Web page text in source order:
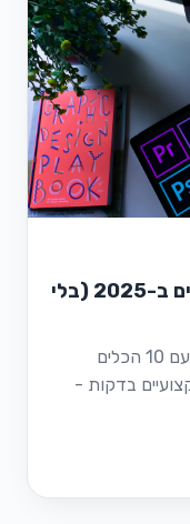
10 כלי AI בחינם ליצירת סרטונים ב-2025 (בלי
עידן עריכת הווידאו המסורתית נגמר. עם 10 הכלים
בדקות -